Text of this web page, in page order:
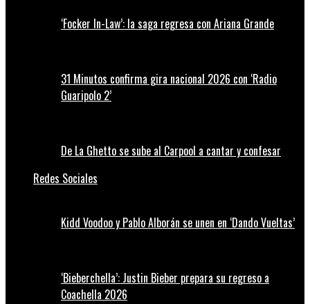
‘Focker In-Law’: la saga regresa con Ariana Grande
31 Minutos confirma gira nacional 2026 con ‘Radio
Guaripolo 2’
De La Ghetto se sube al Carpool a cantar y confesar
Redes Sociales
Kidd Voodoo y Pablo Alborán se unen en ‘Dando Vueltas’
‘Bieberchella’: Justin Bieber prepara su regreso a
Coachella 2026